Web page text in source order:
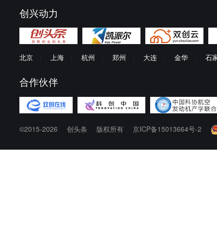
创兴动力
北京 上海 杭州 郑州 大连 金华 石
合作伙伴
©2015-2026 创头条 版权所有 京ICP备15013664号-2